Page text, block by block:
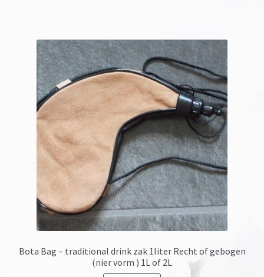
Bota Bag – traditional drink zak 1liter Recht of gebogen
(nier vorm ) 1L of 2L